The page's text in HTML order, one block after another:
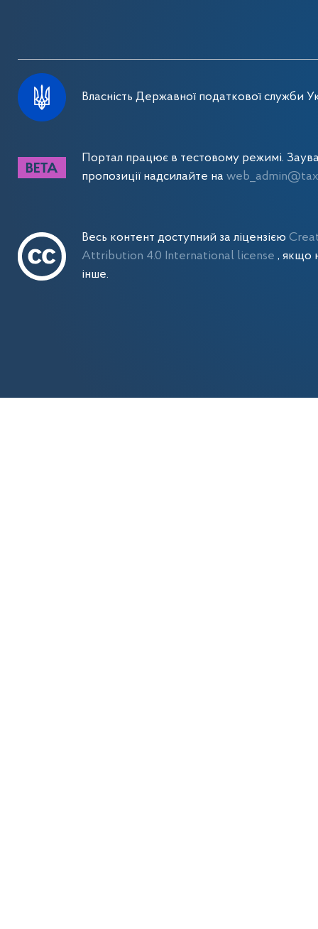
Власність Державної податкової служби
Портал працює в тестовому режимі.
пропозиції надсилайте на
Весь контент доступний за ліцензією
Attribution 4.0 International license , якщо
інше.